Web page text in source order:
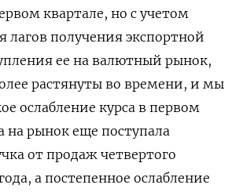
квартале, но с учетом
лагов получения экспортной
ее на валютный рынок,
растянуты во времени, и мы
ослабление курса в первом
на рынок еще поступала
от продаж четвертого
а постепенное ослабление